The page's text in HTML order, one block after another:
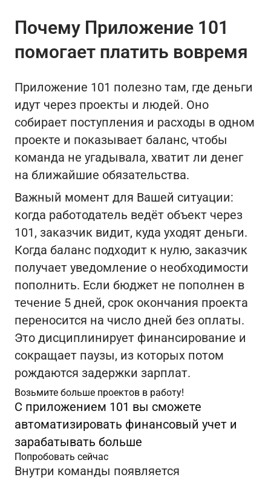
Почему Приложение 101
помогает платить вовремя
Приложение 101 полезно там, где деньги
идут через проекты и людей. Оно
собирает поступления и расходы в одном
проекте и показывает баланс, чтобы
команда не угадывала, хватит ли денег
на ближайшие обязательства.
Важный момент для Вашей ситуации:
когда работодатель ведёт объект через
101, заказчик видит, куда уходят деньги.
Когда баланс подходит к нулю, заказчик
получает уведомление о необходимости
пополнить. Если бюджет не пополнен в
течение 5 дней, срок окончания проекта
переносится на число дней без оплаты.
Это дисциплинирует финансирование и
сокращает паузы, из которых потом
рождаются задержки зарплат.
Возьмите больше проектов в работу!
С приложением 101 вы сможете
автоматизировать финансовый учет и
зарабатывать больше
Попробовать сейчас
Внутри команды появляется